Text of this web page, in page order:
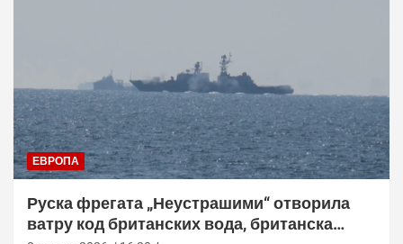
ЕВРОПА
Руска фрегата „Неустрашими“ отворила
ватру код британских вода, британска